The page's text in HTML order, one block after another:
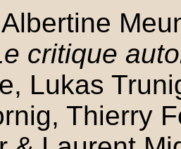
critique
Lukas
Thierry